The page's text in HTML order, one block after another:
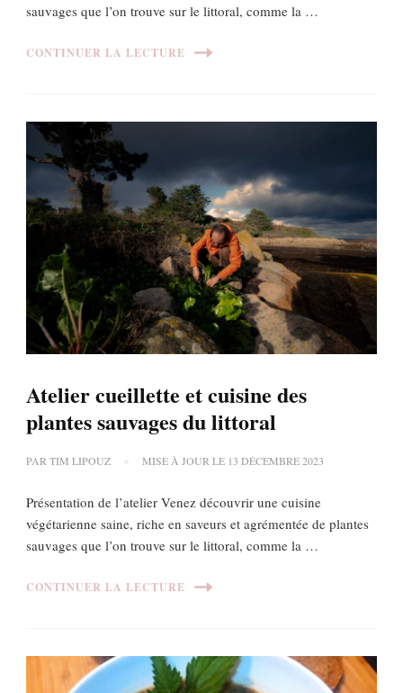
sauvages que l’on trouve sur le littoral, comme la …
CONTINUER LA LECTURE
Atelier cueillette et cuisine des
plantes sauvages du littoral
PAR TIM LIPOUZ MISE À JOUR LE 13 DÉCEMBRE 2023
Présentation de l’atelier Venez découvrir une cuisine
végétarienne saine, riche en saveurs et agrémentée de plantes
sauvages que l’on trouve sur le littoral, comme la …
CONTINUER LA LECTURE